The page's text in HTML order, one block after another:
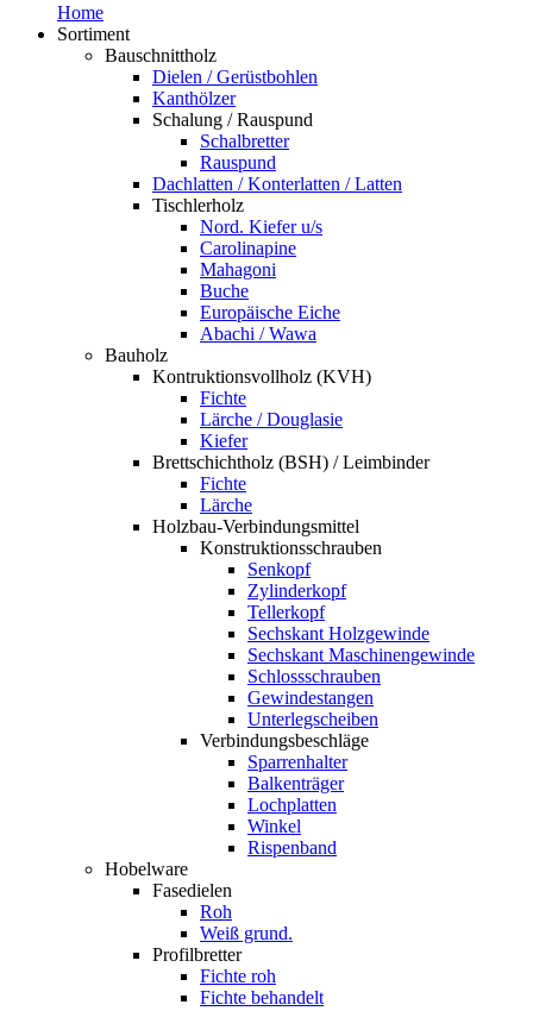
Home
Sortiment
Bauschnittholz
Dielen / Gerüstbohlen
Kanthölzer
Schalung / Rauspund
Schalbretter
Rauspund
Dachlatten / Konterlatten / Latten
Tischlerholz
Nord. Kiefer u/s
Carolinapine
Mahagoni
Buche
Europäische Eiche
Abachi / Wawa
Bauholz
Kontruktionsvollholz (KVH)
Fichte
Lärche / Douglasie
Kiefer
Brettschichtholz (BSH) / Leimbinder
Fichte
Lärche
Holzbau-Verbindungsmittel
Konstruktionsschrauben
Senkopf
Zylinderkopf
Tellerkopf
Sechskant Holzgewinde
Sechskant Maschinengewinde
Schlossschrauben
Gewindestangen
Unterlegscheiben
Verbindungsbeschläge
Sparrenhalter
Balkenträger
Lochplatten
Winkel
Rispenband
Hobelware
Fasedielen
Roh
Weiß grund.
Profilbretter
Fichte roh
Fichte behandelt